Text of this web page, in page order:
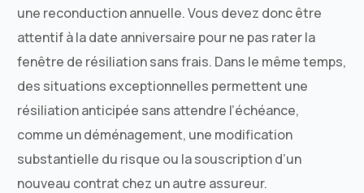
une reconduction annuelle. Vous devez donc être
attentif à la date anniversaire pour ne pas rater la
fenêtre de résiliation sans frais. Dans le même temps,
des situations exceptionnelles permettent une
résiliation anticipée sans attendre l’échéance,
comme un déménagement, une modification
substantielle du risque ou la souscription d’un
nouveau contrat chez un autre assureur.